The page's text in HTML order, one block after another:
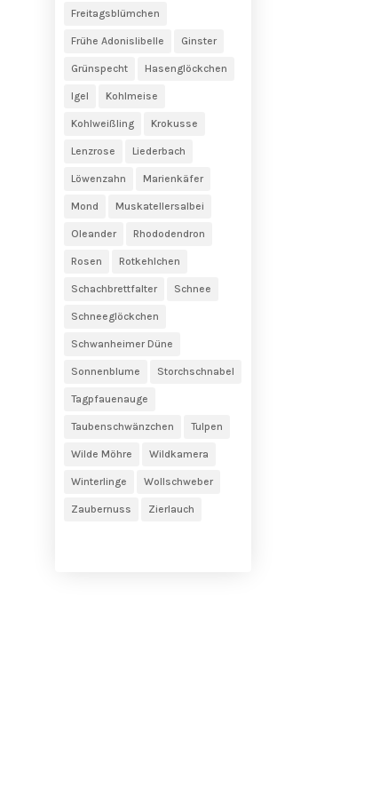
Freitagsblümchen
Frühe Adonislibelle Ginster
Grünspecht Hasenglöckchen
Igel Kohlmeise
Kohlweißling Krokusse
Lenzrose Liederbach
Löwenzahn Marienkäfer
Mond Muskatellersalbei
Oleander Rhododendron
Rosen Rotkehlchen
Schachbrettfalter Schnee
Schneeglöckchen
Schwanheimer Düne
Sonnenblume Storchschnabel
Tagpfauenauge
Taubenschwänzchen Tulpen
Wilde Möhre Wildkamera
Winterlinge Wollschweber
Zaubernuss Zierlauch